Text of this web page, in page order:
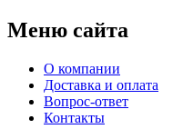
Меню сайта
О компании
Доставка и оплата
Вопрос-ответ
Контакты